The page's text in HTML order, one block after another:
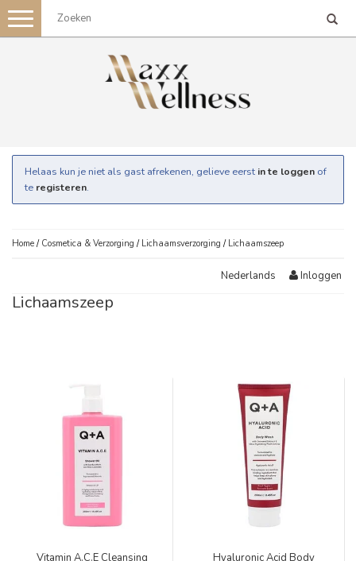
Toggle
navigation
Helaas kun je niet als gast afrekenen, gelieve eerst in te loggen of
te registeren.
Home / Cosmetica & Verzorging / Lichaamsverzorging / Lichaamszeep
Nederlands Inloggen
Lichaamszeep
Vitamin A.C.E Cleansing
Hyaluronic Acid Body